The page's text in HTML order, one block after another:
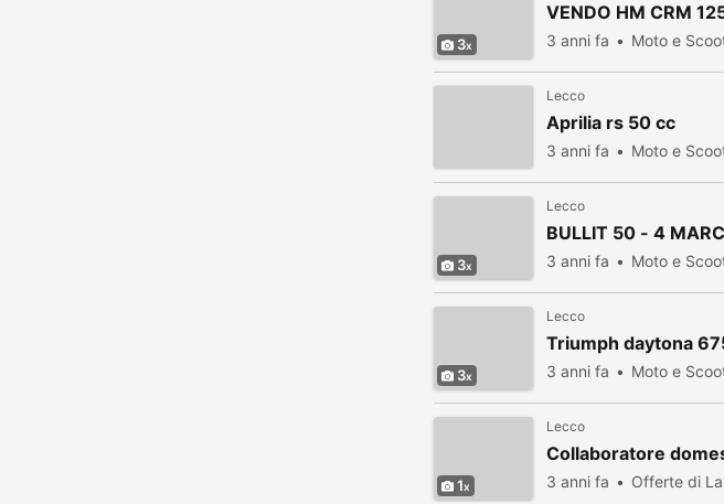
3
VENDO HM CRM
3 anni fa Moto e
Lecco
Aprilia rs 50 cc
3 anni fa Moto e
3
Lecco
BULLIT 50 - 4
3 anni fa Moto e
3
Lecco
Triumph daytona
3 anni fa Moto e
1
Lecco
Collaboratore
3 anni fa Offerte di